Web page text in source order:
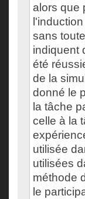
alors que
sans
indiquent
été
de la
donné le
la tâche
celle à la
utilisée
utilisées
méthode
le